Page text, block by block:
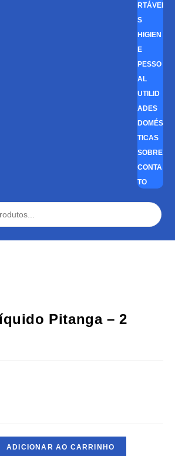
RTÁVEI
S
HIGIEN
E
PESSO
AL
UTILID
ADES
DOMÉS
TICAS
SOBRE
CONTA
TO
Pitanga – 2
ADICIONAR AO CARRINHO